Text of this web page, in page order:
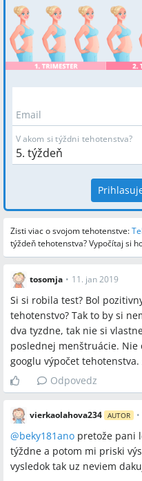
Email
V akom si týždni tehotenstva?
Zisti viac o svojom tehotenstve:
týždeň tehotenstva? Vypočítaj si
tosomja • 11. jan 2019
Si si robila test? Bol
tehotenstvo? Tak to by si
dva tyzdne, tak nie si
poslednej menštruácie.
googlu výpočet tehotenstva.
Odpovedz
vierkaolahova234 AUTOR •
@beky181ano pretože pani
týždne a potom mi priski
vysledok tak uz neviem